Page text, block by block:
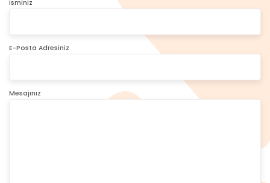
İsminiz
E-Posta Adresiniz
Mesajınız